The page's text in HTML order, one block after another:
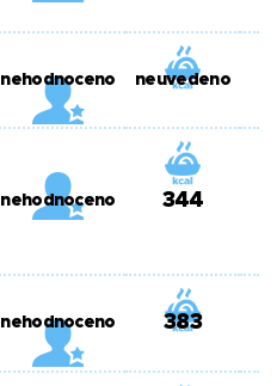
nehodnoceno neuvedeno
nehodnoceno 344
nehodnoceno 383